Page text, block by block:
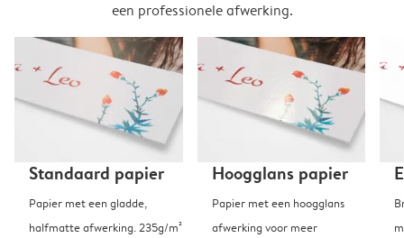
een professionele afwerking.
Standaard papier
Papier met een gladde,
halfmatte afwerking. 235g/m²
Hoogglans papier
Papier met een hoogglans
afwerking voor meer